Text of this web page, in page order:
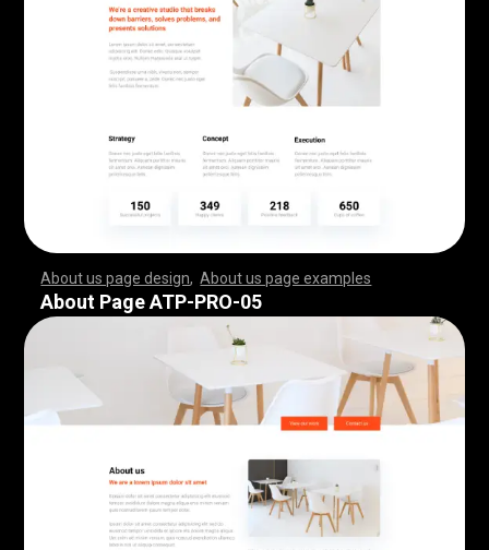
About us page design ,About us page examples
,,,,,,,,,,,,,,,,,,,,,,,, ,,,,,,,,,,,,,,,,,,,,,,,,,,,
,,,,,,,,,,,,,,,,,,,,,,,, ,,,,,,,,,,,,,,,,,,,,,,,,,,,
,,,,,,,,,,,,,,,,,,,,,,,, ,,,,,,,,,,,,,,,,,,,,,,,,,,,
,,,,,,,,,,,,,,,,,,,,,,,, ,,,,,,,,,,,,,,,,,,,,,,,,,,,
,,,,,,,,,,,,,,,,,,,,,,,, ,,,,,,,,,,,,,,,,,,,,,,,,,,,
,,,,,,,,,,,,,,,,,,,,,,,, ,,,,,,,,,,,,,,,,,,,,,,,,,,,
,,,,,,,,,,,,,,,,,,,,,,,, ,,,,,,,,,,,,,,,,,,,,,,,,,,,
,,,,,,,,,,,,,,,,,,,,,,,, ,,,,,,,,,,,,
About Page ATP-PRO-05